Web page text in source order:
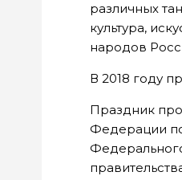
различных
культура,
народов
В 2018 году
Праздник
Федерации